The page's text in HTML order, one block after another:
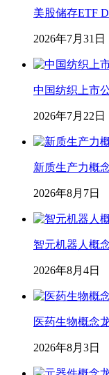
美股储存ETF
2026年7月31日
中国纺织上市
2026年7月22日
新质生产力概
2026年8月7日
智元机器人概
2026年8月4日
医药生物概念
2026年8月3日